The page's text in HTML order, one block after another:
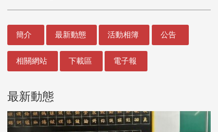
簡介 最新動態 活動相簿 公告
相關網站 下載區 電子報
最新動態